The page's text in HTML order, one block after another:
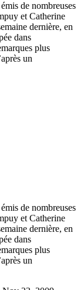
de nombreuses
et Catherine
dernière, en
dans
plus
un
de nombreuses
et Catherine
dernière, en
dans
plus
un